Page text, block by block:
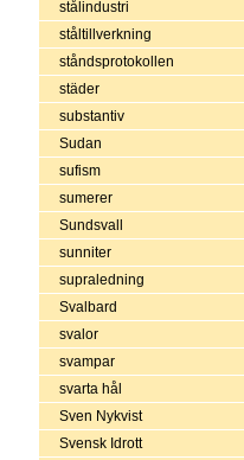
stålindustri
ståltillverkning
ståndsprotokollen
städer
substantiv
Sudan
sufism
sumerer
Sundsvall
sunniter
supraledning
Svalbard
svalor
svampar
svarta hål
Sven Nykvist
Svensk Idrott